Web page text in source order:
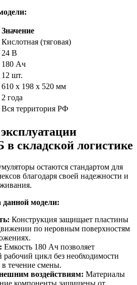
Значение
Кислотная (тяговая)
24 В
180 Ач
12 шт.
610 х 198 х 520 мм
2 года
Вся территория РФ
складской логистике
остаются стандартом для
благодаря своей надежности и
модели:
Конструкция защищает пластины
по неровным поверхностям
Емкость 180 Ач позволяет
цикл без необходимости
в течение смены.
воздействиям: Материалы
компоненты защищены от